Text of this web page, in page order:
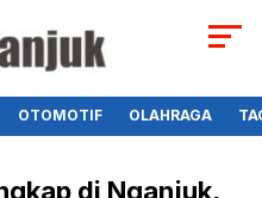
OTOMOTIF OLAHRAGA
di Nganjuk,